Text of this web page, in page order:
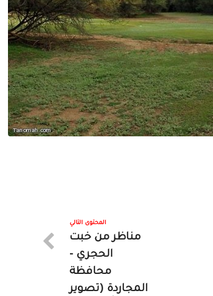
المحتوى التالي
مناظر من خبت
الحجري -
محافظة
المجاردة (تصوير